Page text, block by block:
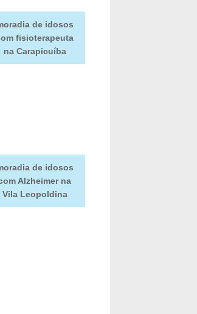
de idosos
fisioterapeuta
na Carapicuíba
de idosos
Alzheimer na
Vila Leopoldina